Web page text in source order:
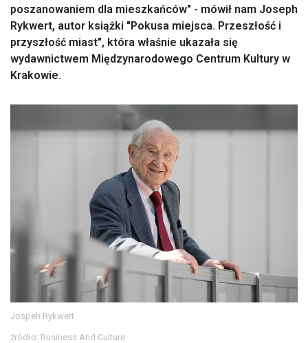
poszanowaniem dla mieszkańców" - mówił nam Joseph
Rykwert, autor książki "Pokusa miejsca. Przeszłość i
przyszłość miast", która właśnie ukazała się
wydawnictwem Międzynarodowego Centrum Kultury w
Krakowie.
Jospeh Rykwert
źródło: Business And Culture